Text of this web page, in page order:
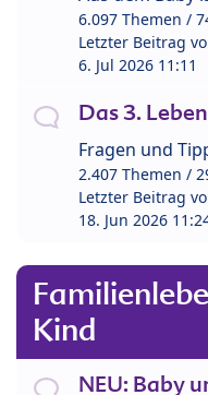
6.097 Themen /
Letzter Beitrag
6. Jul 2026 11:11
Das 3.
Fragen und
2.407 Themen /
Letzter Beitrag
18. Jun 2026
Kind
NEU: Baby